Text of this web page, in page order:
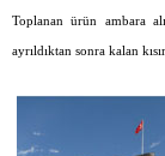
Toplanan ürün ambara
ayrıldıktan sonra kalan